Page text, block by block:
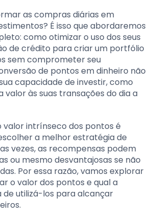
as compras diárias em
É isso que abordaremos
como otimizar o uso dos seus
de crédito para criar um portfólio
sem comprometer seu
de pontos em dinheiro não
capacidade de investir, como
às suas transações do dia a
intrínseco dos pontos é
a melhor estratégia de
vezes, as recompensas podem
ou mesmo desvantajosas se não
Por essa razão, vamos explorar
o valor dos pontos e qual a
de utilizá-los para alcançar